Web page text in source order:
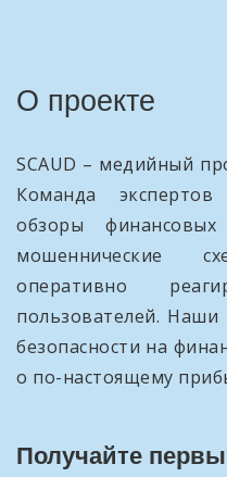
О проекте
SCAUD – медийный
Команда
обзоры
мошеннические
оперативно
пользователей.
безопасности на
о по-настоящему
Получайте